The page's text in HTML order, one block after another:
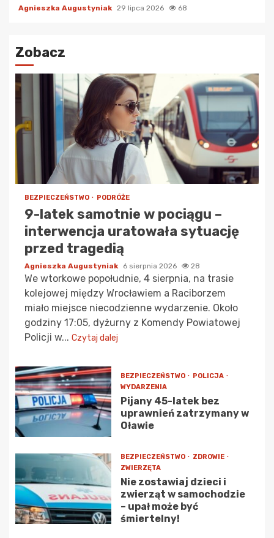
Agnieszka Augustyniak 29 lipca 2026 68
Zobacz
BEZPIECZEŃSTWO PODRÓŻE
9-latek samotnie w pociągu –
interwencja uratowała sytuację
przed tragedią
Agnieszka Augustyniak 6 sierpnia 2026 28
We wtorkowe popołudnie, 4 sierpnia, na trasie
kolejowej między Wrocławiem a Raciborzem
miało miejsce niecodzienne wydarzenie. Około
godziny 17:05, dyżurny z Komendy Powiatowej
Policji w... Czytaj dalej
BEZPIECZEŃSTWO
POLICJA
WYDARZENIA
Pijany 45-latek bez
uprawnień zatrzymany w
Oławie
BEZPIECZEŃSTWO
ZDROWIE
ZWIERZĘTA
Nie zostawiaj dzieci i
zwierząt w samochodzie
– upał może być
śmiertelny!